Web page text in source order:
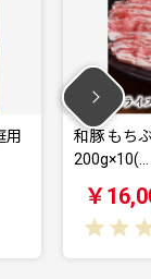
用
和豚 もち
200g×10(…
￥